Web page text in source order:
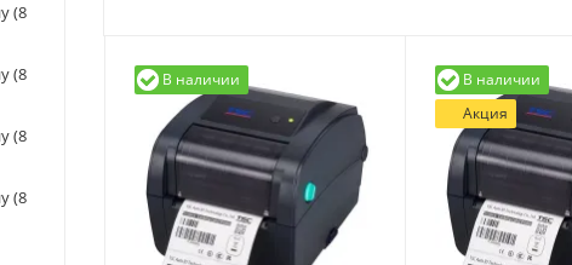
В наличии
В наличии
Акция
(8
(8
(8
(8